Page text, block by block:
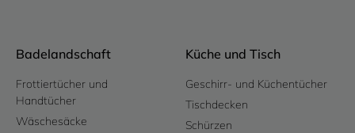
Badelandschaft
Frottiertücher und
Handtücher
Wäschesäcke
Küche und Tisch
Geschirr- und Küchentücher
Tischdecken
Schürzen